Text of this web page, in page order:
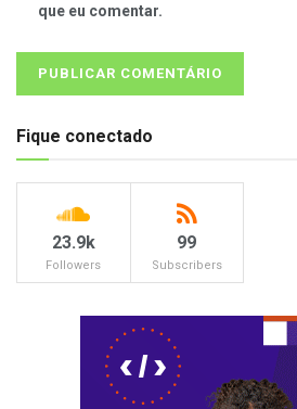
que eu comentar.
Fique conectado
23.9k
Followers
99
Subscribers